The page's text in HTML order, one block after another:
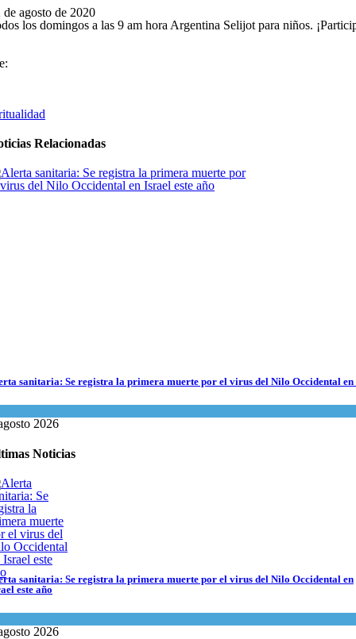
de agosto de 2020
los domingos a las 9 am hora Argentina Selijot para niños.
Relacionadas
sanitaria: Se registra la primera muerte por el virus del Nilo Occidental en
2026
Noticias
sanitaria: Se registra la primera muerte por el virus del Nilo Occidental en
este año
2026